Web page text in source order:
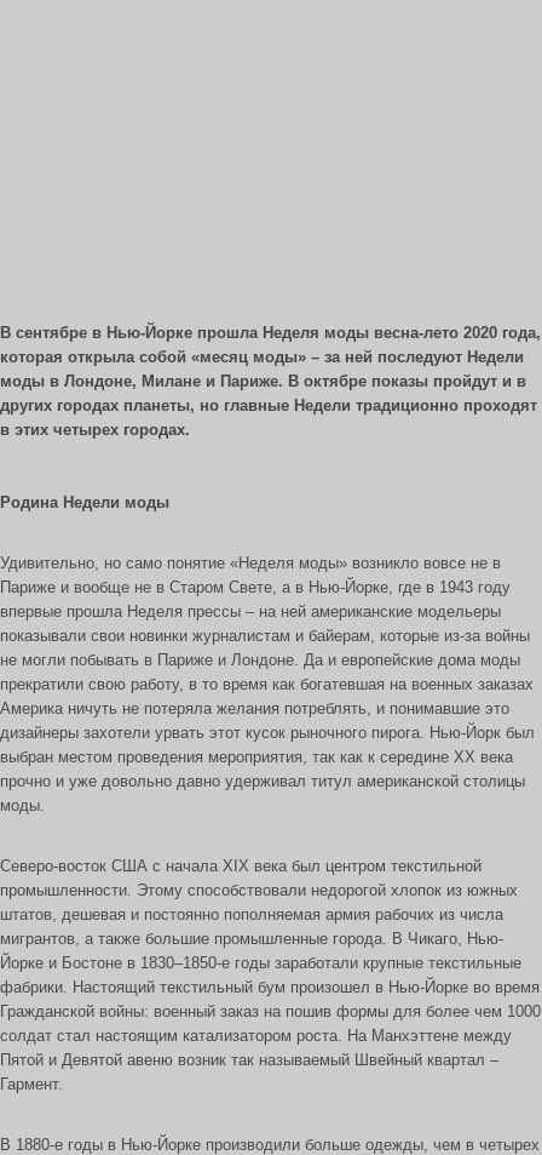
В сентябре в Нью-Йорке прошла Неделя моды весна-лето 2020 года,
которая открыла собой «месяц моды» – за ней последуют Недели
моды в Лондоне, Милане и Париже. В октябре показы пройдут и в
других городах планеты, но главные Недели традиционно проходят
в этих четырех городах.
Родина Недели моды
Удивительно, но само понятие «Неделя моды» возникло вовсе не в
Париже и вообще не в Старом Свете, а в Нью-Йорке, где в 1943 году
впервые прошла Неделя прессы – на ней американские модельеры
показывали свои новинки журналистам и байерам, которые из-за войны
не могли побывать в Париже и Лондоне. Да и европейские дома моды
прекратили свою работу, в то время как богатевшая на военных заказах
Америка ничуть не потеряла желания по­треблять, и понимавшие это
дизайнеры захотели урвать этот кусок рыночного пирога. Нью-Йорк был
выбран местом проведения мероприятия, так как к середине XX века
прочно и уже довольно давно удерживал титул американской столицы
моды.
Северо-восток США с начала XIX века был центром текстильной
промышленности. Этому способствовали недорогой хлопок из южных
штатов, дешевая и постоянно пополняемая армия рабочих из числа
мигрантов, а также большие промышленные города. В Чикаго, Нью-
Йорке и Бостоне в 1830–1850-е годы заработали крупные текстильные
фабрики. Настоящий текстильный бум произошел в Нью-Йорке во время
Гражданской войны: военный заказ на пошив формы для более чем 1000
солдат стал настоящим катализатором роста. На Манхэттене между
Пятой и Девятой авеню возник так называемый Швейный квартал –
Гармент.
В 1880-е годы в Нью-Йорке производили больше одежды, чем в четырех